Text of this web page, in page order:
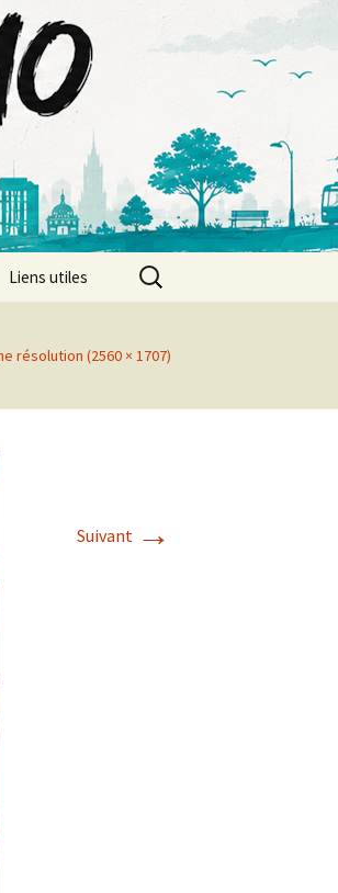
Liens utiles
Rechercher :
résolution (2560 × 1707)
Suivant →